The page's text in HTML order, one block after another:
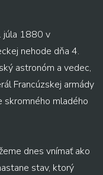
júla 1880 v
nehode dňa 4.
astronóm a vedec,
Francúzskej armády
skromného mladého
dnes vnímať ako
stav, ktorý